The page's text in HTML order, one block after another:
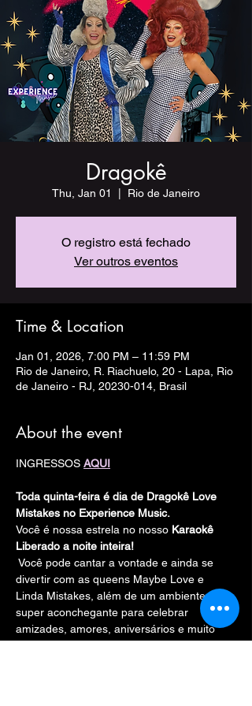
Dragokê
Thu, Jan 01 Rio de Janeiro
O registro está fechado
Ver outros eventos
Time & Location
Jan 01, 2026, 7:00 PM – 11:59 PM
Rio de Janeiro, R. Riachuelo, 20 - Lapa, Rio
de Janeiro - RJ, 20230-014, Brasil
About the event
INGRESSOS AQUI
Toda quinta-feira é dia de Dragokê Love
Mistakes no Experience Music.
Você é nossa estrela no nosso Karaokê
Liberado a noite inteira!
Você pode cantar a vontade e ainda se
divertir com as queens Maybe Love e
Linda Mistakes, além de um ambiente
super aconchegante para celebrar
amizades, amores, aniversários e muito